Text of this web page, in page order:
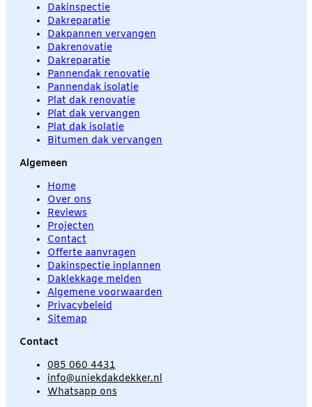
Dakinspectie
Dakreparatie
Dakpannen vervangen
Dakrenovatie
Dakreparatie
Pannendak renovatie
Pannendak isolatie
Plat dak renovatie
Plat dak vervangen
Plat dak isolatie
Bitumen dak vervangen
Algemeen
Home
Over ons
Reviews
Projecten
Contact
Offerte aanvragen
Dakinspectie inplannen
Daklekkage melden
Algemene voorwaarden
Privacybeleid
Sitemap
Contact
085 060 4431
info@uniekdakdekker.nl
Whatsapp ons